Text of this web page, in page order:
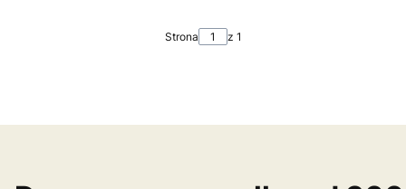
Strona z 1